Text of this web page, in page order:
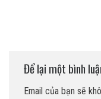
Để lại một bình
Email của bạn sẽ